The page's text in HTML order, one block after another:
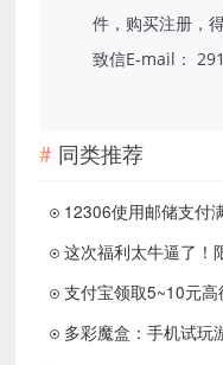
件，购买注册，
致信E-mail：
同类推荐